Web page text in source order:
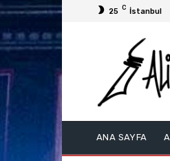
25 C İstanbul
ANA SAYFA